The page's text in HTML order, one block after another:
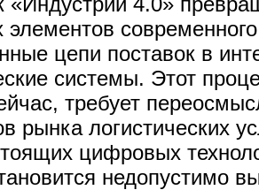
элементов
цепи поставок в
системы. Этот
требует
рынка логистических
цифровых
недопустимо